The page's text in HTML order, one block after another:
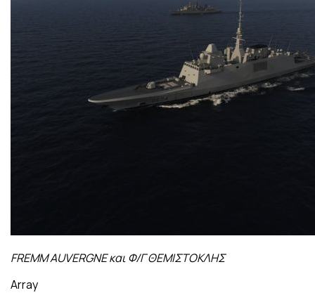
FREMM AUVERGNE και Φ/Γ ΘΕΜΙΣΤΟΚΛΗΣ
Array